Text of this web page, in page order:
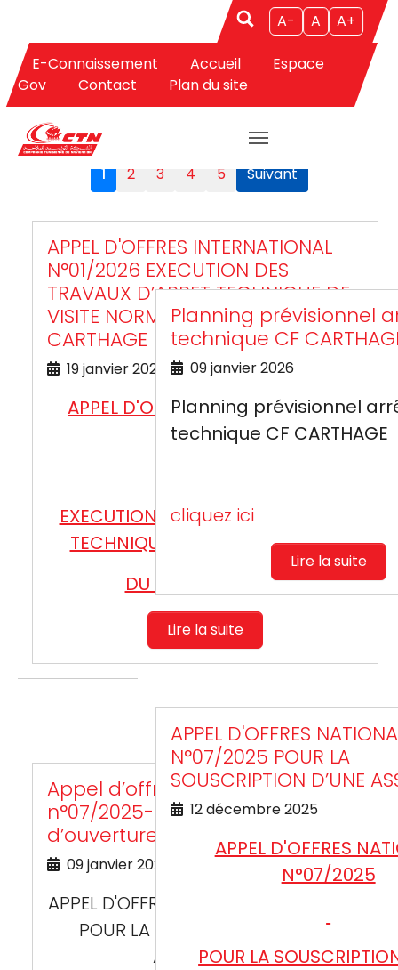
Aller au contenu principal
A- A A+
E-Connaissement Accueil
Espace
Gov
Contact Plan du site
APPELS D'OFFRES
1 2 3 4 5 Suivant
APPEL D'OFFRES INTERNATIONAL
N°01/2026 EXECUTION DES
TRAVAUX D’ARRET TECHNIQUE DE
VISITE NORMALE DU C/F
CARTHAGE
19 janvier 2026
APPEL D'OFFRES INTERNATIONAL
N°01/2026
EXECUTION DES TRAVAUX D’ARRET
TECHNIQUE DE VISITE NORMALE
DU C/F CARTHAGE
Lire la suite
Planning prévisionnel
technique CF
09 janvier 2026
Planning prévisionnel
technique CF CARTHAGE
cliquez ici
Lire la suite
Appel d’offres national
n°07/2025- Report de l’horaire
d’ouverture des offres
09 janvier 2026
APPEL D'OFFRES NATIONAL N°07 /2025
POUR LA SOUSCRIPTION D'UNE
ASSURANCE
APPEL D'OFFRES
N°07/2025 POUR LA
SOUSCRIPTION D’UNE
12 décembre 2025
APPEL D'OFFRES
N°07/2025
POUR LA